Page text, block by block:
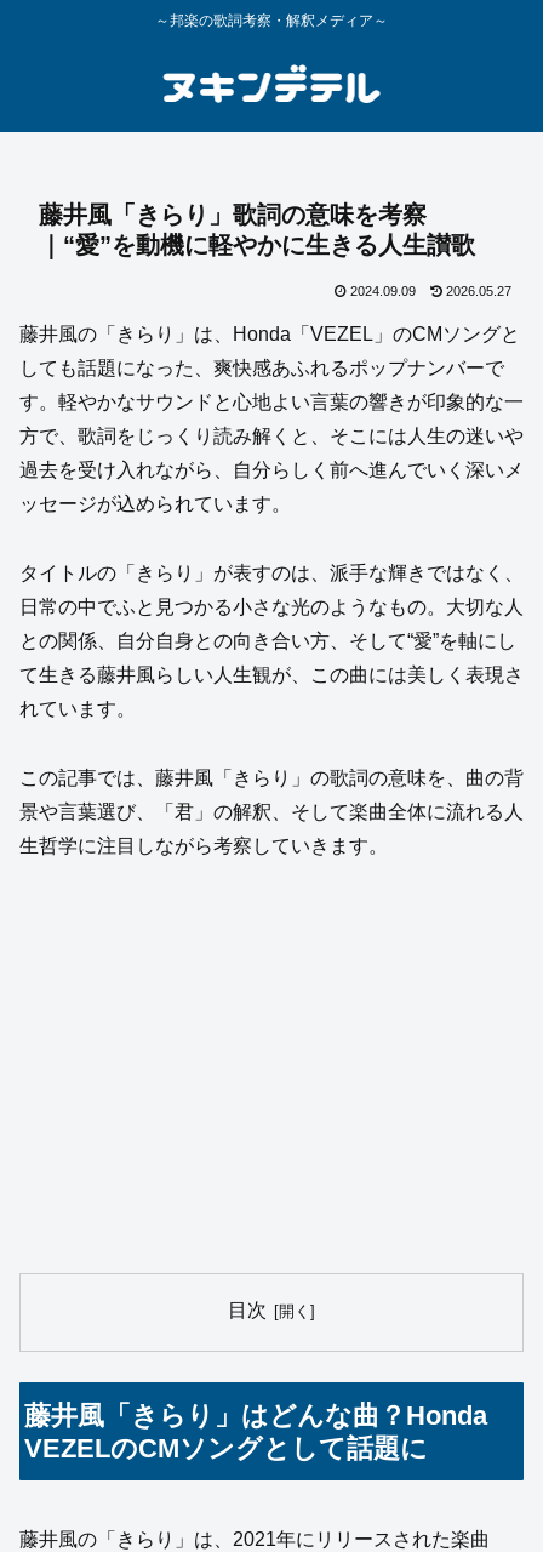
～邦楽の歌詞考察・解釈メディア～
藤井風「きらり」歌詞の意味を考察
｜“愛”を動機に軽やかに生きる人生讃歌
2024.09.09 2026.05.27
藤井風の「きらり」は、Honda「VEZEL」のCMソングと
しても話題になった、爽快感あふれるポップナンバーで
す。軽やかなサウンドと心地よい言葉の響きが印象的な一
方で、歌詞をじっくり読み解くと、そこには人生の迷いや
過去を受け入れながら、自分らしく前へ進んでいく深いメ
ッセージが込められています。
タイトルの「きらり」が表すのは、派手な輝きではなく、
日常の中でふと見つかる小さな光のようなもの。大切な人
との関係、自分自身との向き合い方、そして“愛”を軸にし
て生きる藤井風らしい人生観が、この曲には美しく表現さ
れています。
この記事では、藤井風「きらり」の歌詞の意味を、曲の背
景や言葉選び、「君」の解釈、そして楽曲全体に流れる人
生哲学に注目しながら考察していきます。
目次
藤井風「きらり」はどんな曲？Honda
VEZELのCMソングとして話題に
藤井風の「きらり」は、2021年にリリースされた楽曲